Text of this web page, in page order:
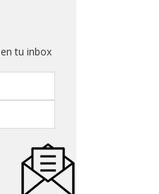
tu inbox